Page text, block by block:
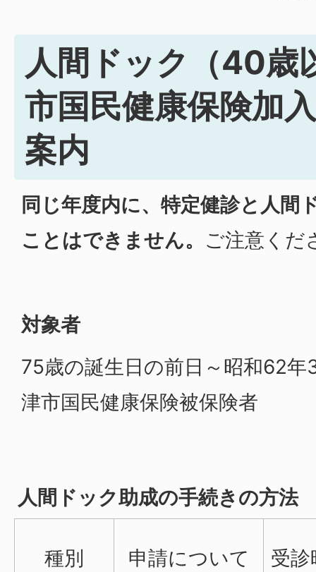
人間ドック（40歳
市国民健康保険加
案内
同じ年度内に、特定健診と人間
ことはできません。 ご注意くだ
対象者
75歳の誕生日の前日～昭和62
津市国民健康保険被保険者
人間ドック助成の手続きの方法
種別 申請について 受